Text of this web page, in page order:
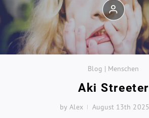
Blog | Menschen
Aki Streeter
by Alex August 13th 2025